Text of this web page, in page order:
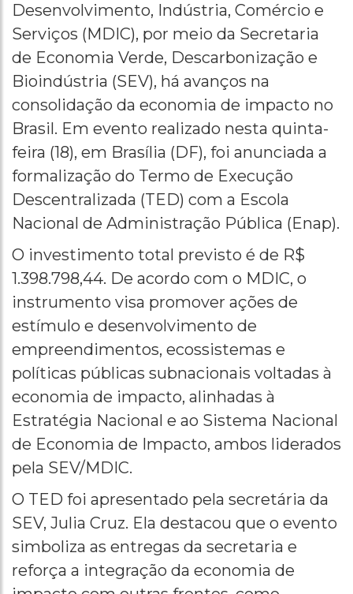
Desenvolvimento, Indústria, Comércio e
Serviços (MDIC), por meio da Secretaria
de Economia Verde, Descarbonização e
Bioindústria (SEV), há avanços na
consolidação da economia de impacto no
Brasil. Em evento realizado nesta quinta-
feira (18), em Brasília (DF), foi anunciada a
formalização do Termo de Execução
Descentralizada (TED) com a Escola
Nacional de Administração Pública (Enap).
O investimento total previsto é de R$
1.398.798,44. De acordo com o MDIC, o
instrumento visa promover ações de
estímulo e desenvolvimento de
empreendimentos, ecossistemas e
políticas públicas subnacionais voltadas à
economia de impacto, alinhadas à
Estratégia Nacional e ao Sistema Nacional
de Economia de Impacto, ambos liderados
pela SEV/MDIC.
O TED foi apresentado pela secretária da
SEV, Julia Cruz. Ela destacou que o evento
simboliza as entregas da secretaria e
reforça a integração da economia de